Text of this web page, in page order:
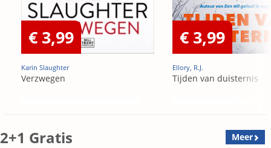
€ 3,99
Karin Slaughter
Verzwegen
€ 3,99
Ellory, R.J.
Tijden van duisternis
2+1 Gratis Meer